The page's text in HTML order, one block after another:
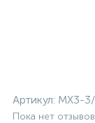
Артикул: MX3-
Пока нет отзывов